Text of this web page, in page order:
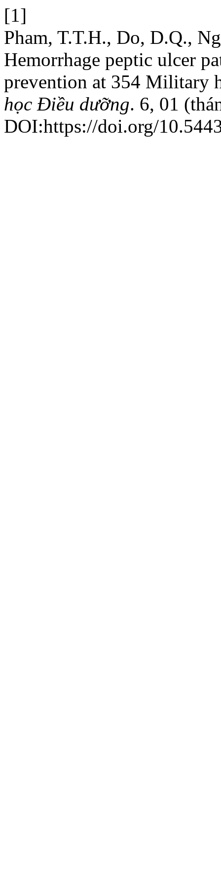
[1]
Pham, T.T.H., Do, D.Q.,
Hemorrhage peptic ulcer
prevention at 354 Military
học Điều dưỡng. 6, 01
DOI:https://doi.org/